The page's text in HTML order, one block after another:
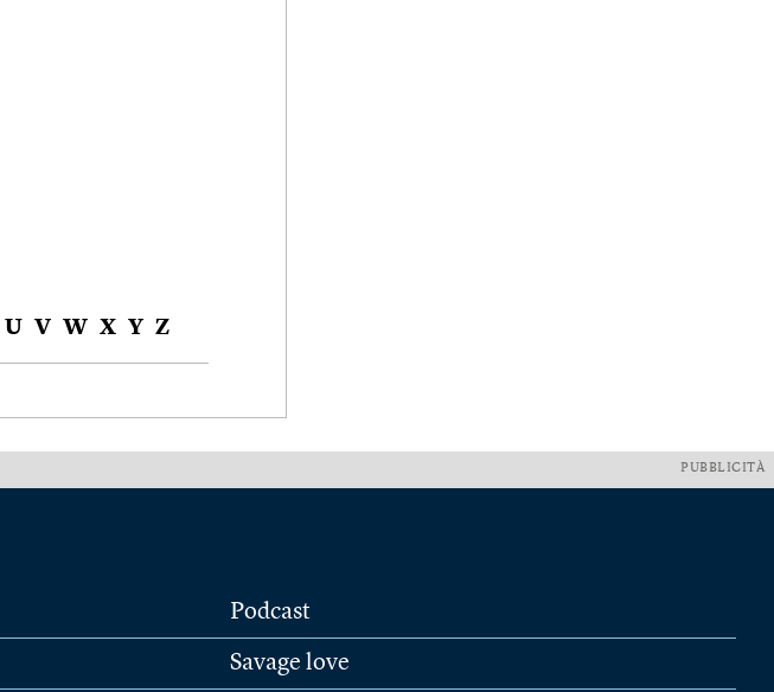
U V W X Y Z
PUBBLICITÀ
Podcast
Savage love